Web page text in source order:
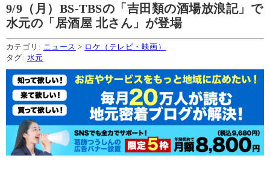
9/9（月）BS-TBSの「吉田類の酒場放浪記」で
水元の「居酒屋 北さん」が登場
カテゴリ: ニュース > ロケ（テレビ・映画）
タグ: 水元